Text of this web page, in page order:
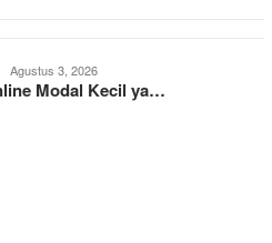
Agustus 3, 2026
Modal Kecil ya…